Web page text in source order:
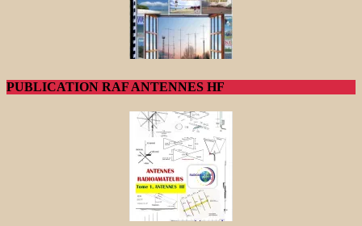
PUBLICATION RAF ANTENNES HF